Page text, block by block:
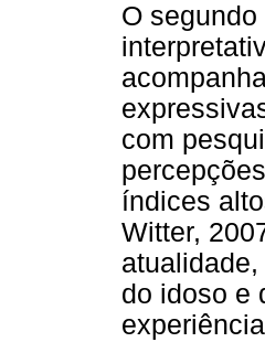
O
com
índices
Witter,
do idoso e